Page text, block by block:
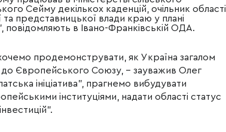
Сейму декількох каденцій, очільник області
представницької влади краю у плані
повідомляють в Івано-Франківській ОДА.
продемонструвати, як Україна загалом
Європейського Союзу, − зауважив Олег
ініціатива", прагнемо вибудувати
інституціями, надати області статус